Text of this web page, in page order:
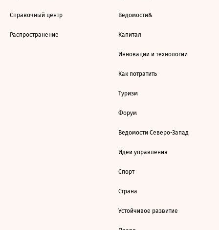
Справочный центр
Распространение
Ведомости&
Капитал
Инновации и технологии
Как потратить
Туризм
Форум
Ведомости Северо-Запад
Идеи управления
Спорт
Страна
Устойчивое развитие